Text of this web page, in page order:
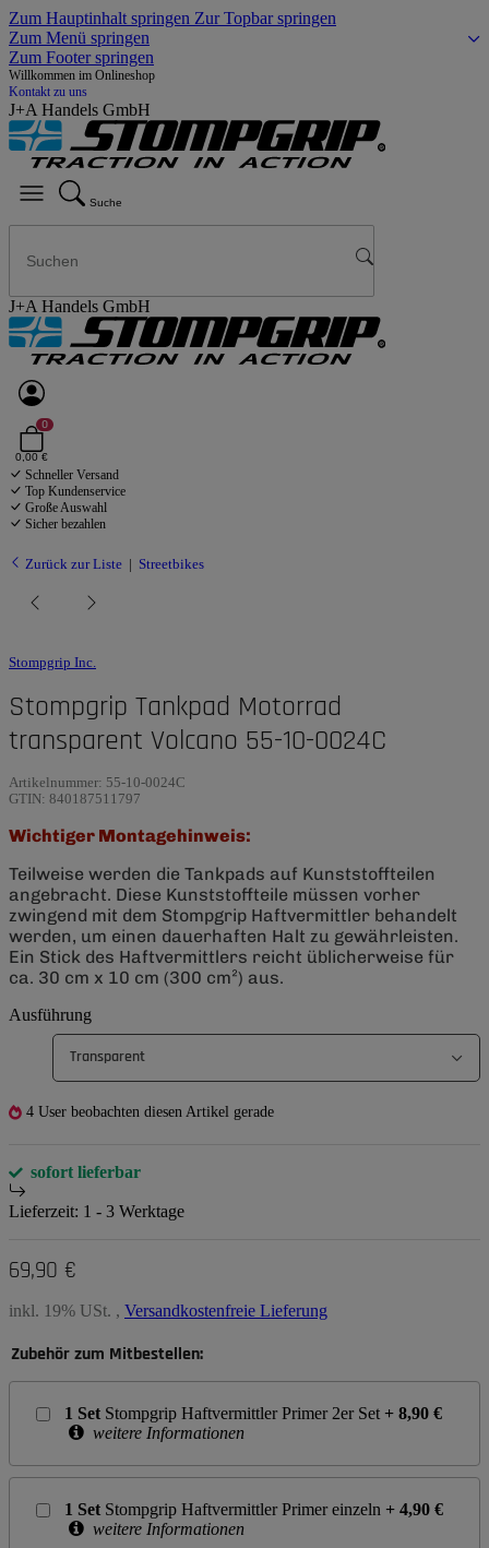
Zum Hauptinhalt springen Zur Topbar springen
Zum Menü springen
Zum Footer springen
Willkommen im Onlineshop
Kontakt zu uns
J+A Handels GmbH
Suche
J+A Handels GmbH
0
0,00 €
Schneller Versand
Top Kundenservice
Große Auswahl
Sicher bezahlen
Zurück zur Liste Streetbikes
Stompgrip Inc.
Stompgrip Tankpad Motorrad
transparent Volcano 55-10-0024C
Artikelnummer: 55-10-0024C
GTIN: 840187511797
Wichtiger Montagehinweis:
Teilweise werden die Tankpads auf Kunststoffteilen
angebracht. Diese Kunststoffteile müssen vorher
zwingend mit dem Stompgrip Haftvermittler behandelt
werden, um einen dauerhaften Halt zu gewährleisten.
Ein Stick des Haftvermittlers reicht üblicherweise für
ca. 30 cm x 10 cm (300 cm²) aus.
Ausführung
Transparent
4 User beobachten diesen Artikel gerade
sofort lieferbar
Lieferzeit: 1 - 3 Werktage
69,90 €
inkl. 19% USt. , Versandkostenfreie Lieferung
Zubehör zum Mitbestellen:
1 Set Stompgrip Haftvermittler Primer 2er Set + 8,90 €
weitere Informationen
1 Set Stompgrip Haftvermittler Primer einzeln + 4,90 €
weitere Informationen